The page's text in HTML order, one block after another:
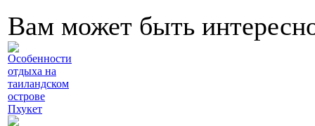
Вам может быть
Особенности
отдыха на
таиландском
острове
Пхукет